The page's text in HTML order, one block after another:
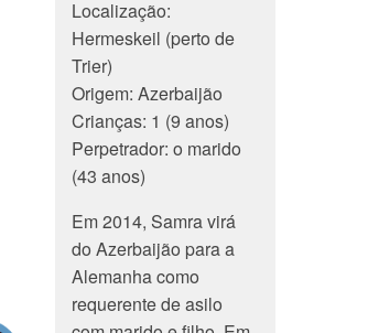
Localização:
Hermeskeil (perto de
Trier)
Origem: Azerbaijão
Crianças: 1 (9 anos)
Perpetrador: o marido
(43 anos)
Em 2014, Samra virá
do Azerbaijão para a
Alemanha como
requerente de asilo